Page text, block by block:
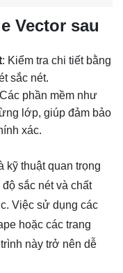
Vector sau
: Kiểm tra chi tiết bằng
sắc nét.
phần mềm như
lớp, giúp đảm bảo
xác.
kỹ thuật quan trọng
sắc nét và chất
Việc sử dụng các
hoặc các trang
này trở nên dễ